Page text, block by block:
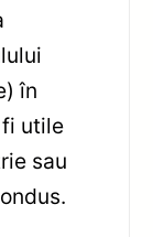
în
utile
sau